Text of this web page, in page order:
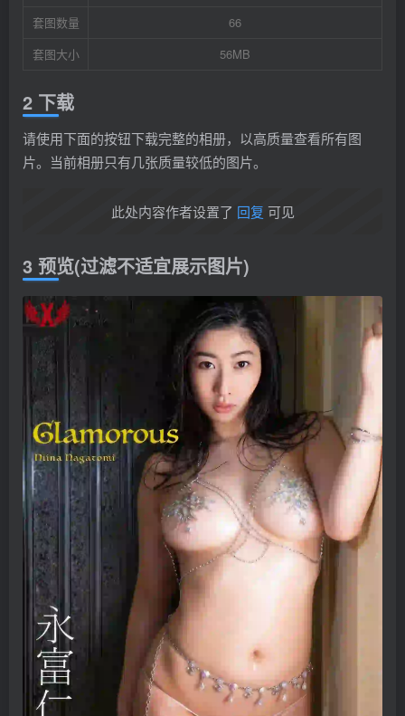
套图数量
66
套图大小
56MB
2 下载
请使用下面的按钮下载完整的相册，以高质量查看所有图
片。当前相册只有几张质量较低的图片。
此处内容作者设置了 回复 可见
3 预览(过滤不适宜展示图片)